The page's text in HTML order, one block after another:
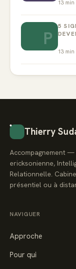
13 min
P
5
13 min
Thierry
Accompagnement —
ericksonienne,
Relationnelle.
présentiel ou à
NAVIGUER
Approche
Pour qui